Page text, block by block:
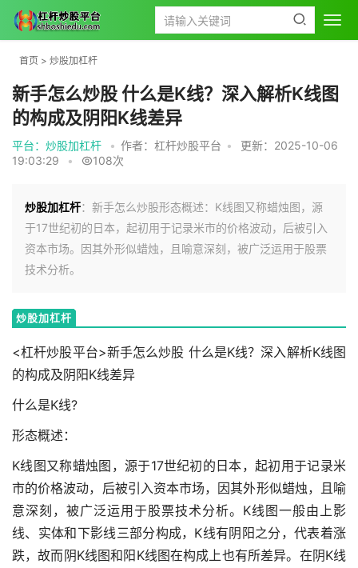
首页 > 炒股加杠杆
新手怎么炒股 什么是K线？深入解析K线图
的构成及阴阳K线差异
平台：炒股加杠杆 • 作者：杠杆炒股平台 •
更新：2025-10-06
19:03:29
• 108次
炒股加杠杆：新手怎么炒股形态概述：K线图又称蜡烛图，源
于17世纪初的日本，起初用于记录米市的价格波动，后被引入
资本市场。因其外形似蜡烛，且喻意深刻，被广泛运用于股票
技术分析。
炒股加杠杆
<杠杆炒股平台>新手怎么炒股 什么是K线？深入解析K线图
的构成及阴阳K线差异
什么是K线?
形态概述：
K线图又称蜡烛图，源于17世纪初的日本，起初用于记录米
市的价格波动，后被引入资本市场，因其外形似蜡烛，且喻
意深刻，被广泛运用于股票技术分析。K线图一般由上影
线、实体和下影线三部分构成，K线有阴阳之分，代表着涨
跌，故而阴K线图和阳K线图在构成上也有所差异。在阴K线